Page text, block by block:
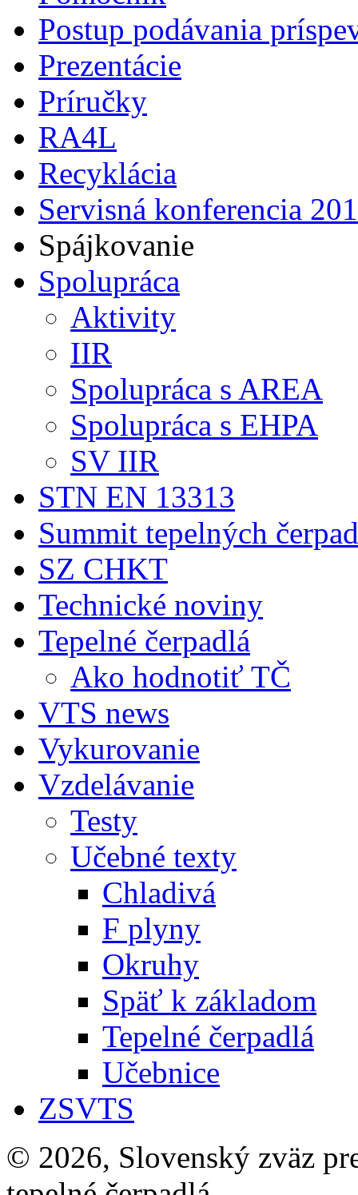
Postup podávania
Prezentácie
Príručky
RA4L
Recyklácia
Servisná konferencia
Spájkovanie
Spolupráca
Aktivity
IIR
Spolupráca s AREA
Spolupráca s EHPA
SV IIR
STN EN 13313
Summit tepelných
SZ CHKT
Technické noviny
Tepelné čerpadlá
Ako hodnotiť TČ
VTS news
Vykurovanie
Vzdelávanie
Testy
Učebné texty
Chladivá
F plyny
Okruhy
Späť k základom
Tepelné čerpadlá
Učebnice
ZSVTS
© 2026, Slovenský zväz